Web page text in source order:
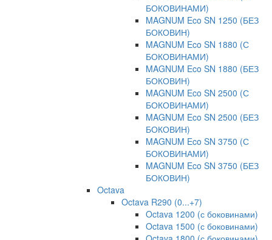
БОКОВИНАМИ)
MAGNUM Eco SN 1250 (БЕЗ
БОКОВИН)
MAGNUM Eco SN 1880 (С
БОКОВИНАМИ)
MAGNUM Eco SN 1880 (БЕЗ
БОКОВИН)
MAGNUM Eco SN 2500 (С
БОКОВИНАМИ)
MAGNUM Eco SN 2500 (БЕЗ
БОКОВИН)
MAGNUM Eco SN 3750 (С
БОКОВИНАМИ)
MAGNUM Eco SN 3750 (БЕЗ
БОКОВИН)
Octava
Octava R290 (0...+7)
Octava 1200 (с боковинами)
Octava 1500 (с боковинами)